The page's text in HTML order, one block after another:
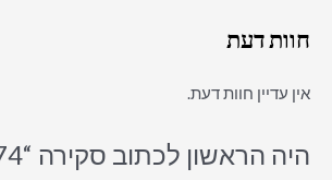
חוות דעת
אין עדיין חוות דעת.